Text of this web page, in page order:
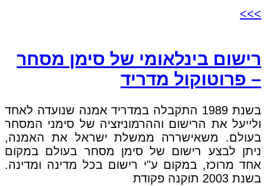
>>>
רישום בינלאומי של סימן מסחר
– פרוטוקול מדריד
בשנת 1989 התקבלה במדריד אמנה שנועדה לאחד
ולייעל את הרישום וההרמוניזציה של סימני המסחר
בעולם. משאישררה ממשלת ישראל את האמנה,
ניתן לבצע רישום של סימן מסחר בעולם במקום
אחד מרוכז, במקום ע"י רישום בכל מדינה ומדינה.
בשנת 2003 תוקנה פקודת